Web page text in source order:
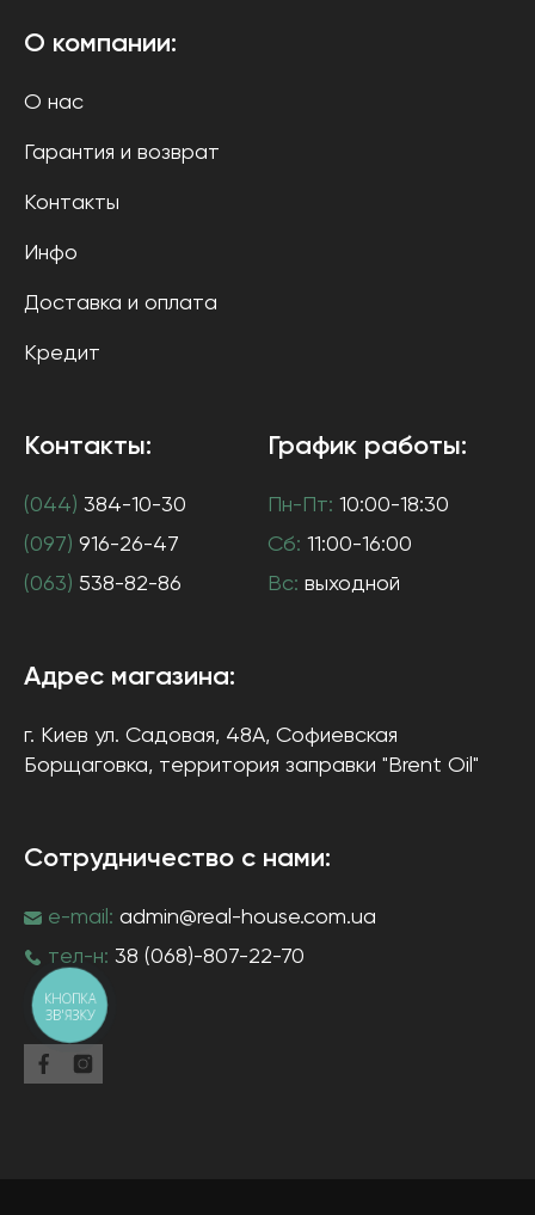
О компании:
О нас
Гарантия и возврат
Контакты
Инфо
Доставка и оплата
Кредит
Контакты:
(044) 384-10-30
(097) 916-26-47
(063) 538-82-86
График работы:
Пн-Пт: 10:00-18:30
Сб: 11:00-16:00
Вс: выходной
Адрес магазина:
г. Киев ул. Садовая, 48А, Софиевская
Борщаговка, территория заправки "Brent Oil"
Сотрудничество с нами:
e-mail: admin@real-house.com.ua
тел-н: 38 (068)-807-22-70
КНОПКА
ЗВ'ЯЗКУ